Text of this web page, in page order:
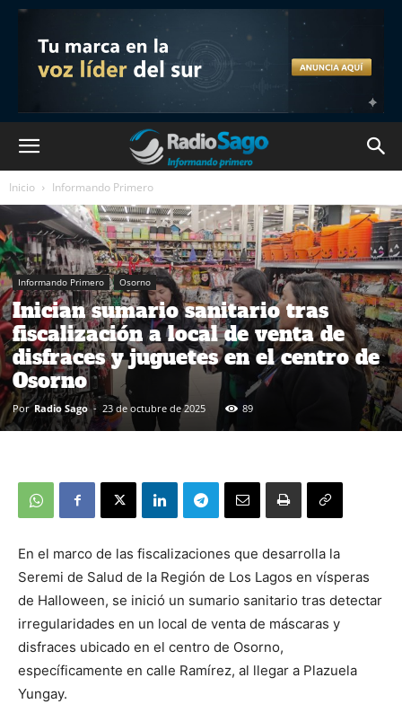
Inicio Informando Primero
Informando Primero Osorno
Inician sumario sanitario tras
fiscalización a local de venta de
disfraces y juguetes en el centro de
Osorno
Por Radio Sago - 23 de octubre de 2025 89
En el marco de las fiscalizaciones que desarrolla la
Seremi de Salud de la Región de Los Lagos en vísperas
de Halloween, se inició un sumario sanitario tras detectar
irregularidades en un local de venta de máscaras y
disfraces ubicado en el centro de Osorno,
específicamente en calle Ramírez, al llegar a Plazuela
Yungay.